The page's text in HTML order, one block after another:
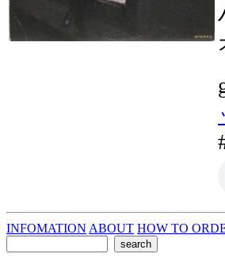
INFOMATION ABOUT HOW TO